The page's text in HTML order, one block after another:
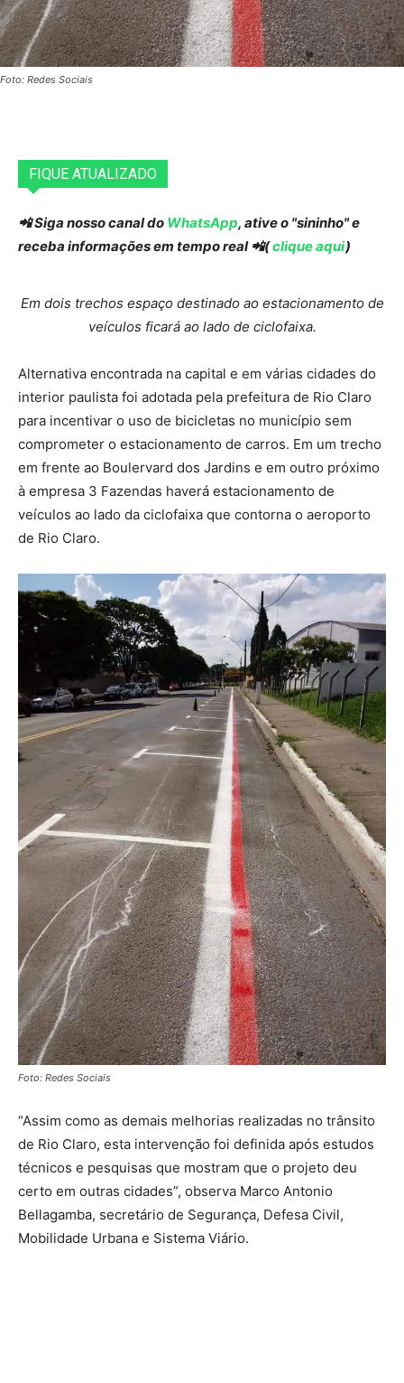
Foto: Redes Sociais
FIQUE ATUALIZADO
📲 Siga nosso canal do WhatsApp, ative o "sininho" e
receba informações em tempo real 📲(clique aqui)
Em dois trechos espaço destinado ao estacionamento de
veículos ficará ao lado de ciclofaixa.
Alternativa encontrada na capital e em várias cidades do
interior paulista foi adotada pela prefeitura de Rio Claro
para incentivar o uso de bicicletas no município sem
comprometer o estacionamento de carros. Em um trecho
em frente ao Boulervard dos Jardins e em outro próximo
à empresa 3 Fazendas haverá estacionamento de
veículos ao lado da ciclofaixa que contorna o aeroporto
de Rio Claro.
Foto: Redes Sociais
“Assim como as demais melhorias realizadas no trânsito
de Rio Claro, esta intervenção foi definida após estudos
técnicos e pesquisas que mostram que o projeto deu
certo em outras cidades”, observa Marco Antonio
Bellagamba, secretário de Segurança, Defesa Civil,
Mobilidade Urbana e Sistema Viário.